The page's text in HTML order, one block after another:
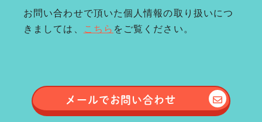
お問い合わせで頂いた個人情報の取り扱いにつ
きましては、
こちら をご覧ください。
メールでお問い合わせ